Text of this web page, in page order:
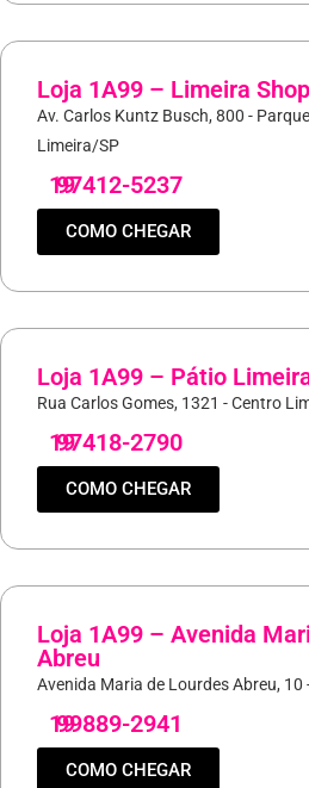
Loja 1A99 – Limeira
Av. Carlos Kuntz Busch, 800 -
Limeira/SP
19
97412-5237
COMO CHEGAR
Loja 1A99 – Pátio
Rua Carlos Gomes, 1321 - Centro
19
97418-2790
COMO CHEGAR
Loja 1A99 – Avenida
Abreu
Avenida Maria de Lourdes Abreu,
19
99889-2941
COMO CHEGAR